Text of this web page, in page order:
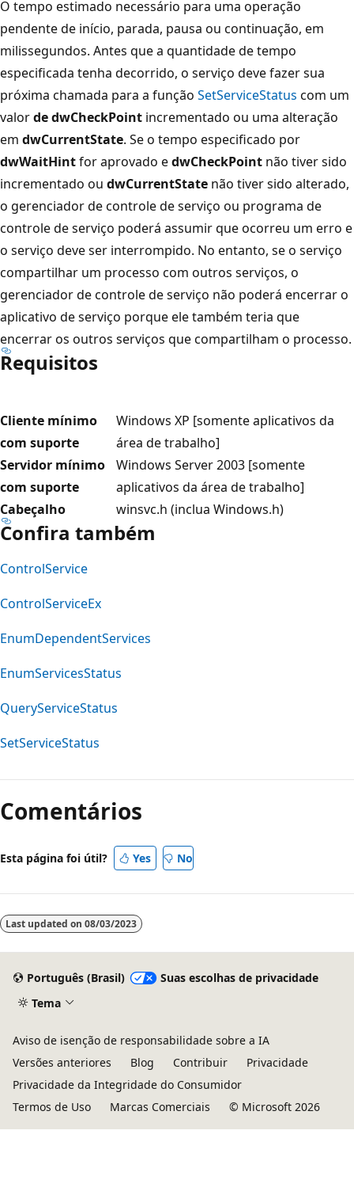
O tempo estimado necessário para uma operação
pendente de início, parada, pausa ou continuação, em
milissegundos. Antes que a quantidade de tempo
especificada tenha decorrido, o serviço deve fazer sua
próxima chamada para a função SetServiceStatus com um
valorde dwCheckPoint incrementado ou uma alteração
em dwCurrentState. Se o tempo especificado por
dwWaitHintfor aprovado edwCheckPoint não tiver sido
incrementado ou dwCurrentState não tiver sido alterado,
o gerenciador de controle de serviço ou programa de
controle de serviço poderá assumir que ocorreu um erro e
o serviço deve ser interrompido. No entanto, se o serviço
compartilhar um processo com outros serviços, o
gerenciador de controle de serviço não poderá encerrar o
aplicativo de serviço porque ele também teria que
encerrar os outros serviços que compartilham o processo.
Requisitos
Cliente mínimo
com suporte
Windows XP [somente aplicativos da
área de trabalho]
Servidor mínimo
com suporte
Windows Server 2003 [somente
aplicativos da área de trabalho]
Cabeçalho
winsvc.h (inclua Windows.h)
Confira também
ControlService
ControlServiceEx
EnumDependentServices
EnumServicesStatus
QueryServiceStatus
SetServiceStatus
Comentários
Esta página foi útil? Yes No
Last updated on 08/03/2023
Português (Brasil)
Suas escolhas de privacidade
Tema
Aviso de isenção de responsabilidade sobre a IA
Versões anteriores
Blog Contribuir
Privacidade
Privacidade da Integridade do Consumidor
Termos de Uso
Marcas Comerciais © Microsoft 2026